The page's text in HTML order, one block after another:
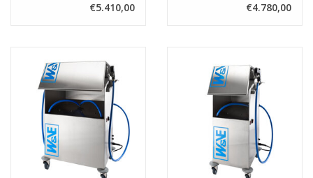
€5.410,00 €4.780,00